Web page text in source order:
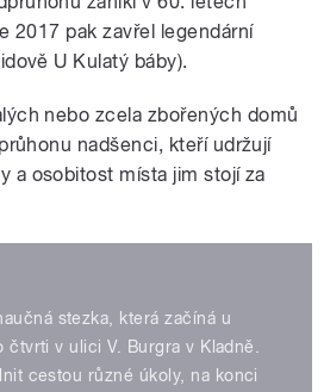
2017 pak zavřel legendární
U Kulatý báby).
nebo zcela zbořených domů
nadšenci, kteří udržují
a osobitost místa jim stojí za
stezka, která začíná u
v ulici V. Burgra v Kladně.
cestou různé úkoly, na konci